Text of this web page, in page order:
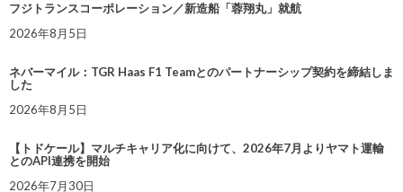
フジトランスコーポレーション／新造船「蓉翔丸」就航
2026年8月5日
ネバーマイル：TGR Haas F1 Teamとのパートナーシップ契約を締結しま
した
2026年8月5日
【トドケール】マルチキャリア化に向けて、2026年7月よりヤマト運輸
とのAPI連携を開始
2026年7月30日